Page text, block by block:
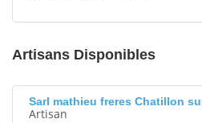
Artisans Disponibles
Sarl mathieu freres Chatillon
Artisan